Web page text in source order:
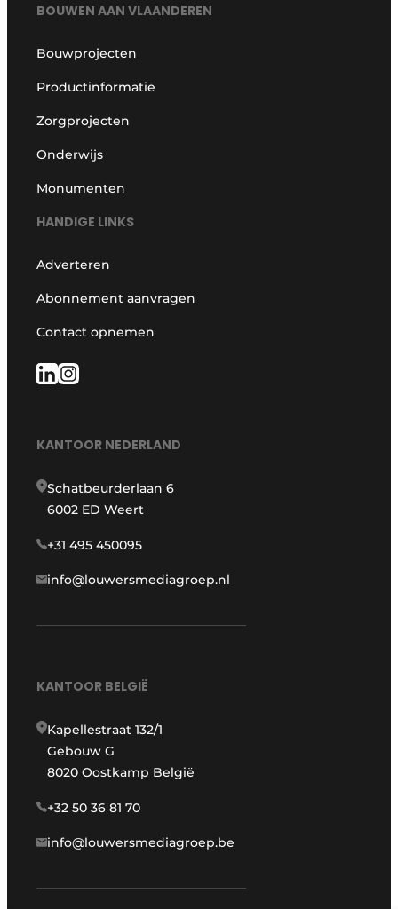
BOUWEN AAN VLAANDEREN
Bouwprojecten
Productinformatie
Zorgprojecten
Onderwijs
Monumenten
HANDIGE LINKS
Adverteren
Abonnement aanvragen
Contact opnemen
KANTOOR NEDERLAND
Schatbeurderlaan 6
6002 ED Weert
+31 495 450095
info@louwersmediagroep.nl
KANTOOR BELGIË
Kapellestraat 132/1
Gebouw G
8020 Oostkamp België
+32 50 36 81 70
info@louwersmediagroep.be